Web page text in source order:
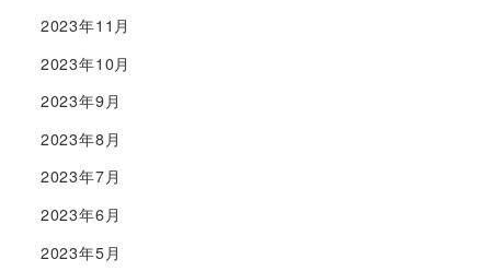
2023年11月
2023年10月
2023年9月
2023年8月
2023年7月
2023年6月
2023年5月